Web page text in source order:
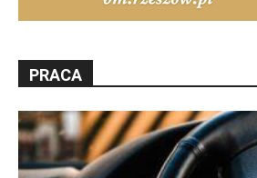
PRACA